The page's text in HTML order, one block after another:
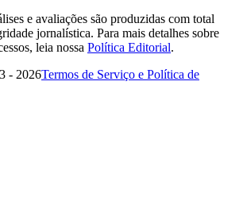
e avaliações são produzidas com total
jornalística. Para mais detalhes sobre
leia nossa Política Editorial.
- 2026Termos de Serviço e Política de